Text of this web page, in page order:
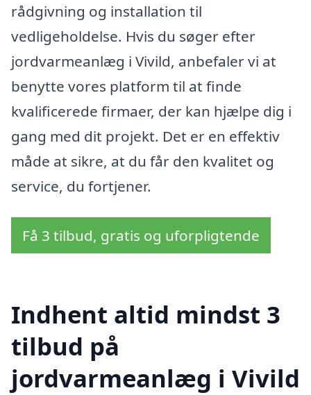
rådgivning og installation til
vedligeholdelse. Hvis du søger efter
jordvarmeanlæg i Vivild, anbefaler vi at
benytte vores platform til at finde
kvalificerede firmaer, der kan hjælpe dig i
gang med dit projekt. Det er en effektiv
måde at sikre, at du får den kvalitet og
service, du fortjener.
Få 3 tilbud, gratis og uforpligtende
Indhent altid mindst 3
tilbud på
jordvarmeanlæg i Vivild